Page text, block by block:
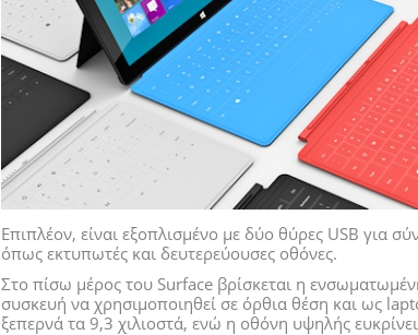
Επιπλέον, είναι εξοπλισμένο με δύο θύρες USB για
όπως εκτυπωτές και δευτερεύουσες οθόνες.
Στο πίσω μέρος του Surface βρίσκεται η
συσκευή να χρησιμοποιηθεί σε όρθια θέση και ως
ξεπερνά τα 9,3 χιλιοστά, ενώ η οθόνη υψηλής